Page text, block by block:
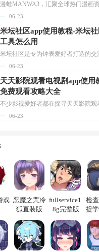
06-23
米坛社区app使用教程-米坛
工具怎么用
06-23
天天影院观看电视剧app使用
免费观看攻略大全
06-23
戏 恶魔之咒冷
狐直装版
fullservice1.
8g完整版
检
捉